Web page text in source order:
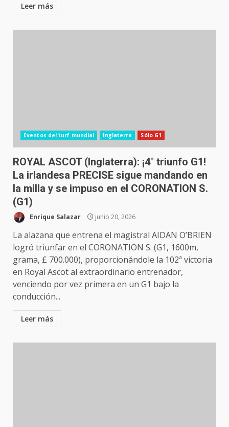
Leer más
Eventos del turf mundial Inglaterra Sólo G1
ROYAL ASCOT (Inglaterra): ¡4° triunfo G1!
La irlandesa PRECISE sigue mandando en
la milla y se impuso en el CORONATION S.
(G1)
Enrique Salazar junio 20, 2026
La alazana que entrena el magistral AIDAN O’BRIEN
logró triunfar en el CORONATION S. (G1, 1600m,
grama, £ 700.000), proporcionándole la 102ª victoria
en Royal Ascot al extraordinario entrenador,
venciendo por vez primera en un G1 bajo la
conducción...
Leer más